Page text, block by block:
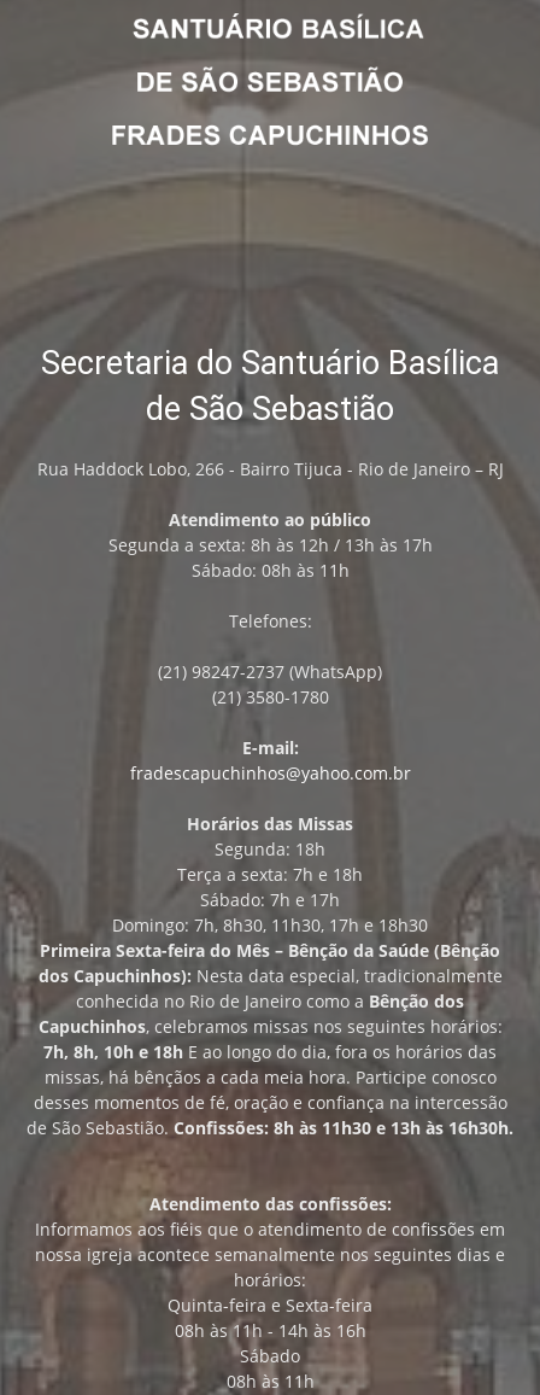
Secretaria do Santuário Basílica
de São Sebastião
Rua Haddock Lobo, 266 - Bairro Tijuca - Rio de Janeiro – RJ
Atendimento ao público
Segunda a sexta: 8h às 12h / 13h às 17h
Sábado: 08h às 11h
Telefones:
(21) 98247-2737 (WhatsApp)
(21) 3580-1780
E-mail:
fradescapuchinhos@yahoo.com.br
Horários das Missas
Segunda: 18h
Terça a sexta: 7h e 18h
Sábado: 7h e 17h
Domingo: 7h, 8h30, 11h30, 17h e 18h30
Primeira Sexta-feira do Mês – Bênção da Saúde (Bênção
dos Capuchinhos): Nesta data especial, tradicionalmente
conhecida no Rio de Janeiro como a Bênção dos
Capuchinhos, celebramos missas nos seguintes horários:
7h, 8h, 10h e 18h E ao longo do dia, fora os horários das
missas, há bênçãos a cada meia hora. Participe conosco
desses momentos de fé, oração e confiança na intercessão
de São Sebastião. Confissões: 8h às 11h30 e 13h às 16h30h.
Atendimento das confissões:
Informamos aos fiéis que o atendimento de confissões em
nossa igreja acontece semanalmente nos seguintes dias e
horários:
Quinta-feira e Sexta-feira
08h às 11h - 14h às 16h
Sábado
08h às 11h